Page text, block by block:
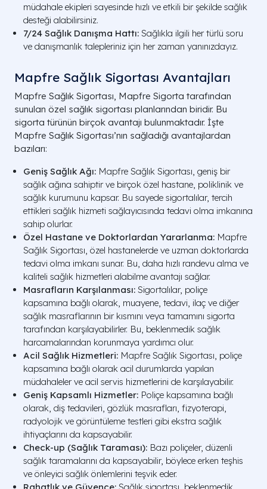
müdahale ekipleri sayesinde hızlı ve etkili bir şekilde sağlık
desteği alabilirsiniz.
7/24 Sağlık Danışma Hattı: Sağlıkla ilgili her türlü soru
ve danışmanlık talepleriniz için her zaman yanınızdayız.
Mapfre Sağlık Sigortası Avantajları
Mapfre Sağlık Sigortası, Mapfre Sigorta tarafından
sunulan özel sağlık sigortası planlarından biridir. Bu
sigorta türünün birçok avantajı bulunmaktadır. İşte
Mapfre Sağlık Sigortası’nın sağladığı avantajlardan
bazıları:
Geniş Sağlık Ağı: Mapfre Sağlık Sigortası, geniş bir
sağlık ağına sahiptir ve birçok özel hastane, poliklinik ve
sağlık kurumunu kapsar. Bu sayede sigortalılar, tercih
ettikleri sağlık hizmeti sağlayıcısında tedavi olma imkanına
sahip olurlar.
Özel Hastane ve Doktorlardan Yararlanma: Mapfre
Sağlık Sigortası, özel hastanelerde ve uzman doktorlarda
tedavi olma imkanı sunar. Bu, daha hızlı randevu alma ve
kaliteli sağlık hizmetleri alabilme avantajı sağlar.
Masrafların Karşılanması: Sigortalılar, poliçe
kapsamına bağlı olarak, muayene, tedavi, ilaç ve diğer
sağlık masraflarının bir kısmını veya tamamını sigorta
tarafından karşılayabilirler. Bu, beklenmedik sağlık
harcamalarından korunmaya yardımcı olur.
Acil Sağlık Hizmetleri: Mapfre Sağlık Sigortası, poliçe
kapsamına bağlı olarak acil durumlarda yapılan
müdahaleler ve acil servis hizmetlerini de karşılayabilir.
Geniş Kapsamlı Hizmetler: Poliçe kapsamına bağlı
olarak, diş tedavileri, gözlük masrafları, fizyoterapi,
radyolojik ve görüntüleme testleri gibi ekstra sağlık
ihtiyaçlarını da kapsayabilir.
Check-up (Sağlık Taraması): Bazı poliçeler, düzenli
sağlık taramalarını da kapsayabilir, böylece erken teşhis
ve önleyici sağlık önlemlerini teşvik eder.